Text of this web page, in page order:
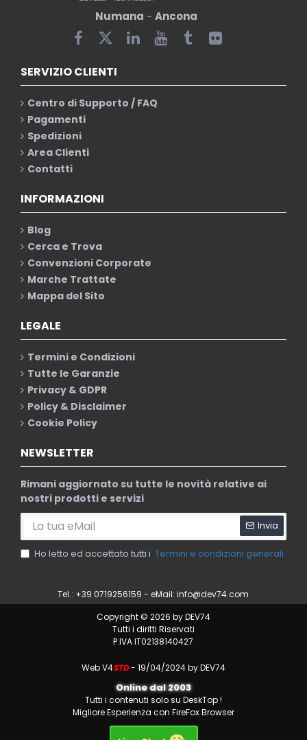
Numana - Ancona
SERVIZIO CLIENTI
Centro di Supporto / FAQ
Pagamenti
Spedizioni
Area Clienti
Contatti
INFORMAZIONI
Blog
Cerca e Trova
Convenzioni Corporate
Marche Trattate
Mappa del Sito
LEGALE
Termini e Condizioni
Tutte le Garanzie
Privacy & GDPR
Policy & Disclaimer
Cookie Policy
NEWSLETTER
Rimani aggiornato su tutte le novità relative ai
nostri prodotti e servizi
Invia
Ho letto ed accettato tutti i Termini e condizioni generali
Tel.: +39 0719256159 - eMail:info@dev74.com
Copyright © 2026 by DEV74
Tutti i diritti Riservati
P.IVA IT02138140427
Web V4STD- 19/04/2024 by DEV74
Online dal 2003
Tutti i contenuti solo su DeskTop !
Migliore Esperienza con FireFox Browser